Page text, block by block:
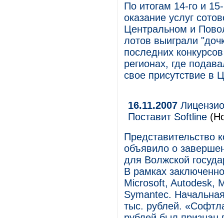
По итогам 14-го и
оказание услуг
Центральном и
лотов выиграли
последних
регионах, где
свое присутствие в
16.11.2007
Поставит Softline
Представительство
объявило о
для Волжской
В рамках
Microsoft, Autodesk,
Symantec.
тыс. рублей.